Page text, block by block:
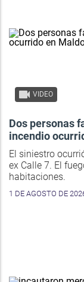
VIDEO
Dos personas
incendio
El siniestro
ex Calle 7. El
habitaciones.
1 DE AGOSTO DE